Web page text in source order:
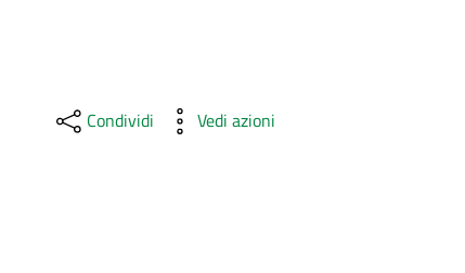
Condividi Vedi azioni